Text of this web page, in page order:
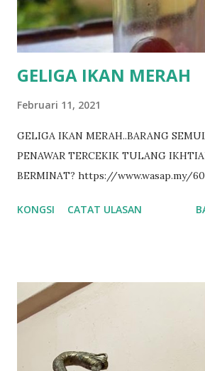
GELIGA IKAN MERAH
Februari 11, 2021
GELIGA IKAN MERAH..BARANG
PENAWAR TERCEKIK TULANG
BERMINAT? https://www.wasap.my/
KONGSI CATAT ULASAN